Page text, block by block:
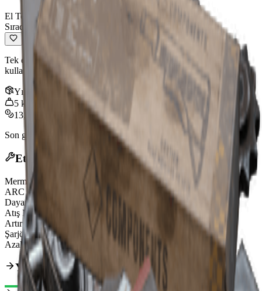
El Topu
Sıradışı
Tek etkili el topu; yüksek hasar ve kafa vuruşu hasarı sunar, ancak
kullanım yavaştır.
Yığın
5 kg
13,000
Son güncelleme
Feb 24, 2026
Etkiler
Mermi Türü
Heavy Ammo
ARC Zırh Delme
Dayanıklılık
Atış Modu
Single-Action
Artırılmış atış hızı
Şarjör Boyutu6
Azaltılmış saçılma toparlanma süresi
18.75%
Yükseltme Yolu